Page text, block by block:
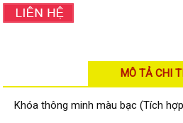
Đầu ghi HIKVISION
MÔ TẢ CHI
Khóa thông minh màu bạc (Tích